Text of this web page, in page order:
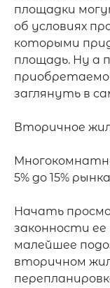
площадки
об условиях
которыми
площадь. Ну а
заглянуть в
Вторичное
5% до 15%
Начать
законности ее
малейшее
вторичном